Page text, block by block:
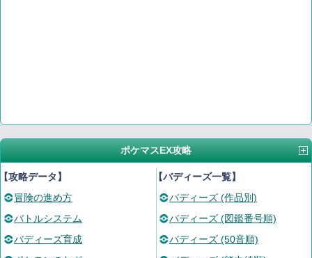
ポケマスEX攻略
攻略データ】
冒険の進め方
バトルシステム
バディーズ育成
【バディーズ一覧】
バディーズ (作品別)
バディーズ (図鑑番号順)
バディーズ (50音順)